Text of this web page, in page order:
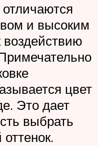
и высоким
воздействию
цвет
Это дает
выбрать